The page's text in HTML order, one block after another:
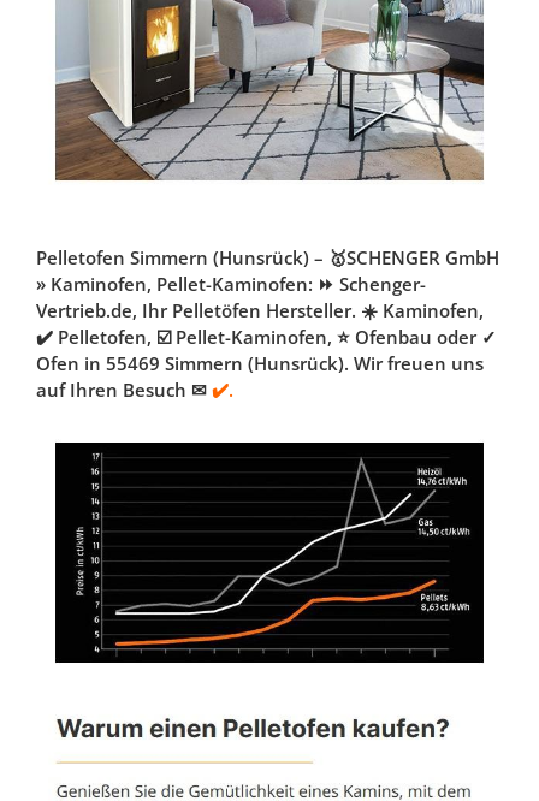
Pelletofen Simmern (Hunsrück) – 🥇SCHENGER GmbH
» Kaminofen, Pellet-Kaminofen: ⏩ Schenger-
Vertrieb.de, Ihr Pelletöfen Hersteller. ☀️ Kaminofen,
✔️ Pelletofen, ☑️ Pellet-Kaminofen, ⭐ Ofenbau oder ✓
Ofen in 55469 Simmern (Hunsrück). Wir freuen uns
auf Ihren Besuch ✉ ✔️.